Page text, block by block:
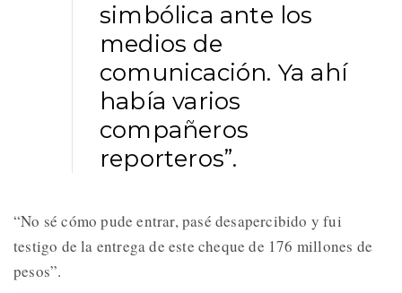
simbólica ante los
medios de
comunicación. Ya ahí
había varios
compañeros
reporteros”.
“No sé cómo pude entrar, pasé desapercibido y fui
testigo de la entrega de este cheque de 176 millones de
pesos”.